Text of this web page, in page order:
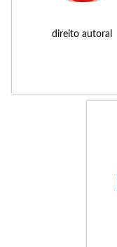
direito autoral